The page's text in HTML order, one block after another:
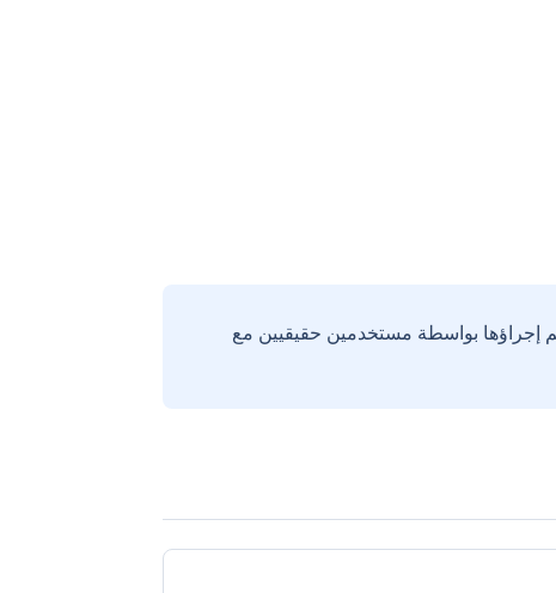
إجراؤها بواسطة مستخدمين حقيقيين مع